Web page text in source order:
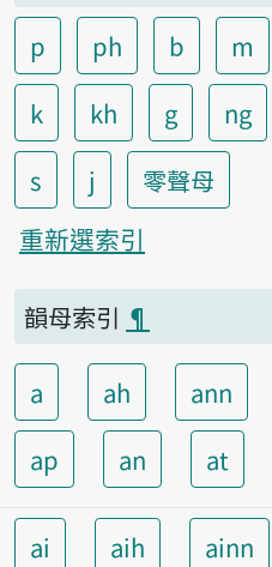
p
ph b m
k
kh g ng
s
j
零聲母
重新選索引
韻母索引 ¶
a ah ann
ap
an at
ai aih ainn